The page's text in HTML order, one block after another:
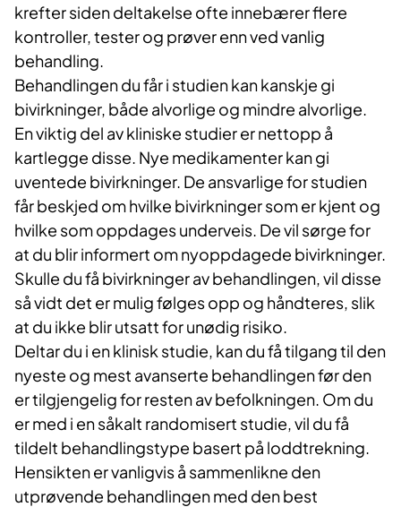
krefter siden deltakelse ofte innebærer flere
kontroller, tester og prøver enn ved vanlig
behandling.
Behandlingen du får i studien kan kanskje gi
bivirkninger, både alvorlige og mindre alvorlige.
En viktig del av kliniske studier er nettopp å
kartlegge disse. Nye medikamenter kan gi
uventede bivirkninger. De ansvarlige for studien
får beskjed om hvilke bivirkninger som er kjent og
hvilke som oppdages underveis. De vil sørge for
at du blir informert om nyoppdagede bivirkninger.
Skulle du få bivirkninger av behandlingen, vil disse
så vidt det er mulig følges opp og håndteres, slik
at du ikke blir utsatt for unødig risiko.
Deltar du i en klinisk studie, kan du få tilgang til den
nyeste og mest avanserte behandlingen før den
er tilgjengelig for resten av befolkningen. Om du
er med i en såkalt randomisert studie, vil du få
tildelt behandlingstype basert på loddtrekning.
Hensikten er vanligvis å sammenlikne den
utprøvende behandlingen med den best